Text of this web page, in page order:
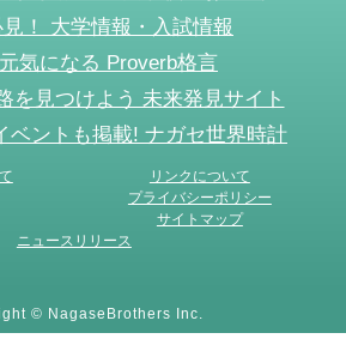
！ 大学情報・入試情報
気になる Proverb格言
を見つけよう 未来発見サイト
ベントも掲載! ナガセ世界時計
リンクについて
プライバシーポリシー
サイトマップ
ニュースリリース
© NagaseBrothers Inc.